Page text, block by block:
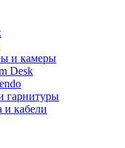
и камеры
Desk
гарнитуры
и кабели